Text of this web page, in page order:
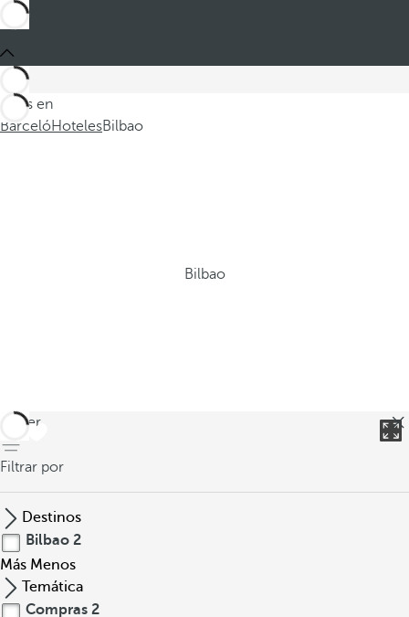
Estás en
BarcelóHotelesBilbao
Bilbao
volver
Filtrar por
Destinos
Bilbao 2
Más Menos
Temática
Compras 2